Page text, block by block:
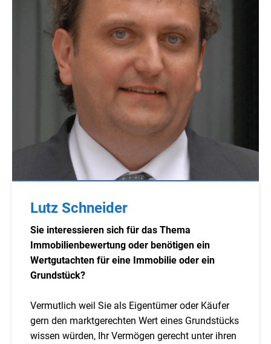
Lutz Schneider
Sie interessieren sich für das Thema
Immobilienbewertung oder benötigen ein
Wertgutachten für eine Immobilie oder ein
Grundstück?
Vermutlich weil Sie als Eigentümer oder Käufer
gern den marktgerechten Wert eines Grundstücks
wissen würden, Ihr Vermögen gerecht unter ihren